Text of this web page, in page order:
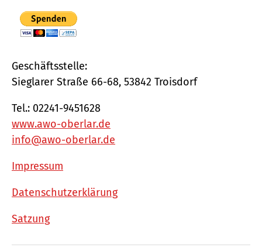
Geschäftsstelle:
Sieglarer Straße 66-68, 53842 Troisdorf
Tel.: 02241-9451628
www.awo-oberlar.de
info@awo-oberlar.de
Impressum
Datenschutzerklärung
Satzung